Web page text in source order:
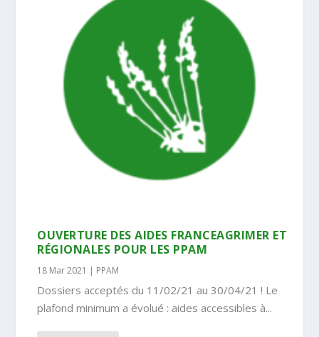
OUVERTURE DES AIDES FRANCEAGRIMER ET
RÉGIONALES POUR LES PPAM
18 Mar 2021 | PPAM
Dossiers acceptés du 11/02/21 au 30/04/21 ! Le
plafond minimum a évolué : aides accessibles à...